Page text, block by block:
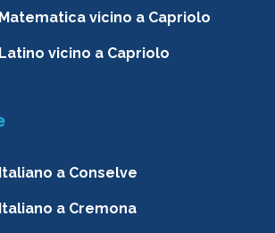
vicino a Capriolo
vicino a Capriolo
a Conselve
a Cremona